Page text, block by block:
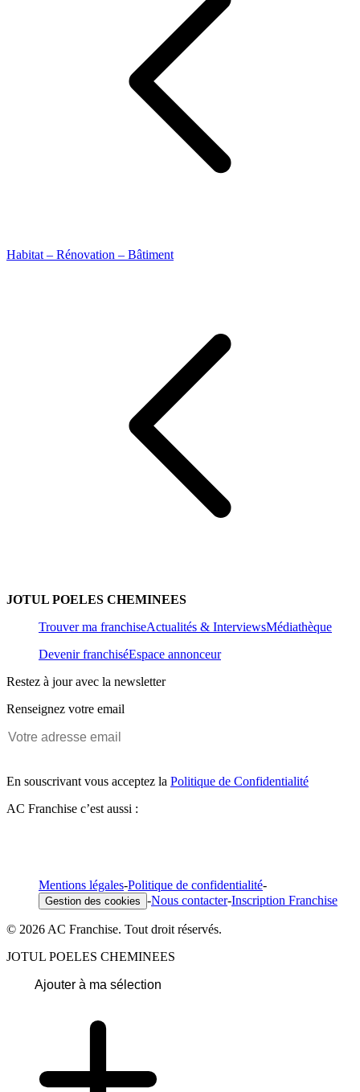
Habitat – Rénovation – Bâtiment
JOTUL POELES CHEMINEES
Trouver ma franchiseActualités & InterviewsMédiathèque
Devenir franchiséEspace annonceur
Restez à jour avec la newsletter
Renseignez votre email
En souscrivant vous acceptez la Politique de Confidentialité
AC Franchise c’est aussi :
Mentions légales-Politique de confidentialité-
Gestion des cookies -Nous contacter-Inscription Franchise
© 2026 AC Franchise. Tout droit réservés.
JOTUL POELES CHEMINEES
Ajouter à ma sélection